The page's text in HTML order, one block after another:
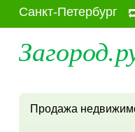
Санкт-Петербург
Продажа